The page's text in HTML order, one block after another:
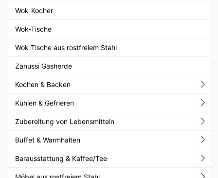
Wok-Kocher
Wok-Tische
Wok-Tische aus rostfreiem Stahl
Zanussi Gasherde
Kochen & Backen
Kühlen & Gefrieren
Zubereitung von Lebensmitteln
Buffet & Warmhalten
Barausstattung & Kaffee/Tee